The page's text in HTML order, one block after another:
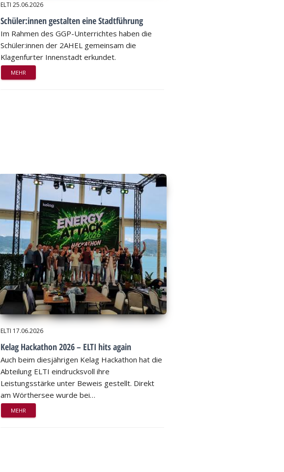
ELTI 25.06.2026
Schüler:innen gestalten eine Stadtführung
Im Rahmen des GGP-Unterrichtes haben die
Schüler:innen der 2AHEL gemeinsam die
Klagenfurter Innenstadt erkundet.
MEHR
ELTI 17.06.2026
Kelag Hackathon 2026 – ELTI hits again
Auch beim diesjährigen Kelag Hackathon hat die
Abteilung ELTI eindrucksvoll ihre
Leistungsstärke unter Beweis gestellt. Direkt
am Wörthersee wurde bei…
MEHR